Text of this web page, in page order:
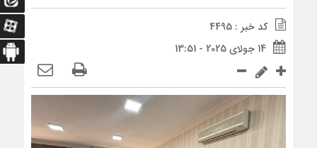
کد خبر : 4495
14 جولای 2025 - 13:51